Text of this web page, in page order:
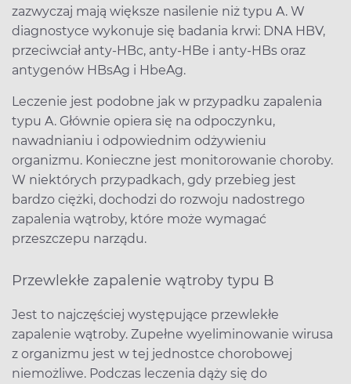
zazwyczaj mają większe nasilenie niż typu A. W
diagnostyce wykonuje się badania krwi: DNA HBV,
przeciwciał anty-HBc, anty-HBe i anty-HBs oraz
antygenów HBsAg i HbeAg.
Leczenie jest podobne jak w przypadku zapalenia
typu A. Głównie opiera się na odpoczynku,
nawadnianiu i odpowiednim odżywieniu
organizmu. Konieczne jest monitorowanie choroby.
W niektórych przypadkach, gdy przebieg jest
bardzo ciężki, dochodzi do rozwoju nadostrego
zapalenia wątroby, które może wymagać
przeszczepu narządu.
Przewlekłe zapalenie wątroby typu B
Jest to najczęściej występujące przewlekłe
zapalenie wątroby. Zupełne wyeliminowanie wirusa
z organizmu jest w tej jednostce chorobowej
niemożliwe. Podczas leczenia dąży się do